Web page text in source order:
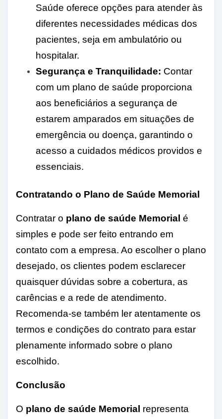
Saúde oferece opções para atender às
diferentes necessidades médicas dos
pacientes, seja em ambulatório ou
hospitalar.
Segurança e Tranquilidade: Contar
com um plano de saúde proporciona
aos beneficiários a segurança de
estarem amparados em situações de
emergência ou doença, garantindo o
acesso a cuidados médicos providos e
essenciais.
Contratando o Plano de Saúde Memorial
Contratar o plano de saúde Memorial é
simples e pode ser feito entrando em
contato com a empresa. Ao escolher o plano
desejado, os clientes podem esclarecer
quaisquer dúvidas sobre a cobertura, as
carências e a rede de atendimento.
Recomenda-se também ler atentamente os
termos e condições do contrato para estar
plenamente informado sobre o plano
escolhido.
Conclusão
O plano de saúde Memorial representa